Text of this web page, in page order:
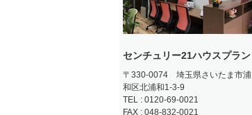
センチュリー21ハウスプラン
〒330-0074 埼玉県さいたま市浦
和区北浦和1-3-9
TEL : 0120-69-0021
FAX : 048-832-0021